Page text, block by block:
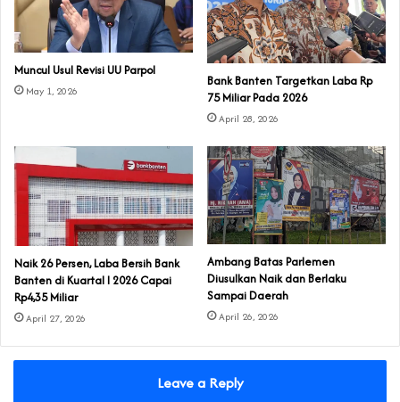
Muncul Usul Revisi UU Parpol
May 1, 2026
Bank Banten Targetkan Laba Rp
75 Miliar Pada 2026
April 28, 2026
Naik 26 Persen, Laba Bersih Bank
Banten di Kuartal I 2026 Capai
Rp4,35 Miliar
April 27, 2026
Ambang Batas Parlemen
Diusulkan Naik dan Berlaku
Sampai Daerah
April 26, 2026
Leave a Reply